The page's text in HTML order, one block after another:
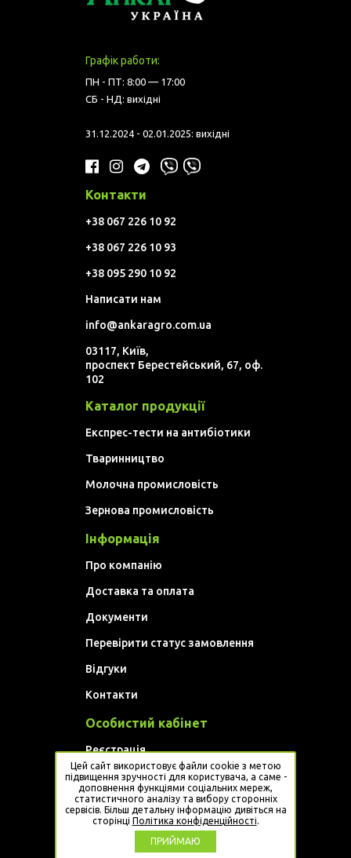
Графік работи:
ПН - ПТ: 8:00 — 17:00
СБ - НД: вихідні
31.12.2024 - 02.01.2025: вихідні
Контакти
+38 067 226 10 92
+38 067 226 10 93
+38 095 290 10 92
Написати нам
info@ankaragro.com.ua
03117, Київ,
проспект Берестейський, 67, оф.
102
Каталог продукції
Експрес-тести на антибіотики
Тваринництво
Молочна промисловість
Зернова промисловість
Інформація
Про компанію
Доставка та оплата
Документи
Перевірити статус замовлення
Відгуки
Контакти
Особистий кабінет
Реєстрація
Увійти
Website developed by Artem Golovan
Цей сайт використовує файли cookie з метою
підвищення зручності для користувача, а саме -
доповнення функціями соціальних мереж,
статистичного аналізу та вибору сторонніх
сервісів. Більш детальну інформацію дивіться на
сторінці Політика конфіденційності.
ПРИЙМАЮ